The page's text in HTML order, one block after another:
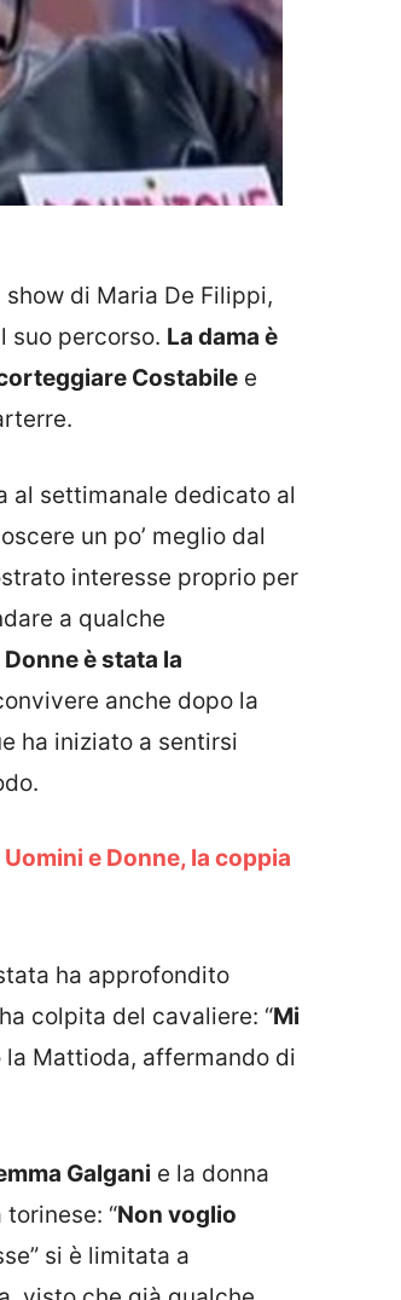
di Maria De Filippi,
suo percorso. La dama è
Costabile e
al settimanale dedicato al
un po’ meglio dal
interesse proprio per
a qualche
è stata la
anche dopo la
ha iniziato a sentirsi
e Donne, la coppia
ha approfondito
colpita del cavaliere: “Mi
la Mattioda, affermando di
Galgani e la donna
“Non voglio
si è limitata a